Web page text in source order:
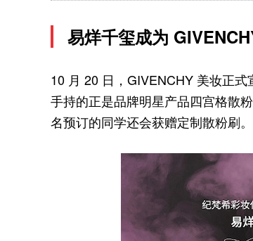
易烊千玺成为
10 月 20 日，GIVENCHY 美妆正
手持的正是品牌明星产品四宫格散
名预订的同学还会获赠定制散粉刷。